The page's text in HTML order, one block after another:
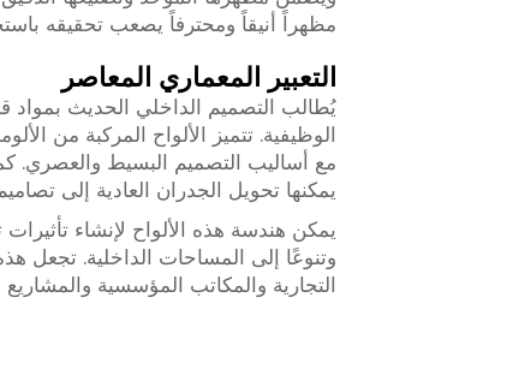
مظهراً أنيقاً ومحترفاً يصعب تحقيقه
التعبير المعماري المعاصر
يُطالب التصميم الداخلي الحديث بمواد
الوظيفية. تتميز الألواح المركبة من
مع أساليب التصميم البسيط والعصري.
يمكنها تحويل الجدران العادية إلى
يمكن هندسة هذه الألواح لإنشاء
وتنوعًا إلى المساحات الداخلية. تجعل
التجارية والمكاتب المؤسسية والمشاريع